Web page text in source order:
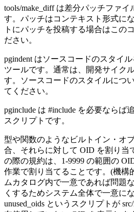
tools/make_diff は差分パッチファ
す。パッチはコンテキスト形式に
トにパッチを投稿する場合はこの
ださい。
pgindent はソースコードのスタイ
ツールです。通常は、開発サイク
す。ソースコードのスタイルにつ
てください。
pginclude は #include を必要ならば
スクリプトです。
型や関数のようなビルトイン・オ
合、それらに対して OID を割り当
の際の規約は、1-9999 の範囲の
作業で割り当てることです。(機構
ムカタログ内で一意であれば問題
くするためシステム全体で一意に
unused_oids というスクリプトが